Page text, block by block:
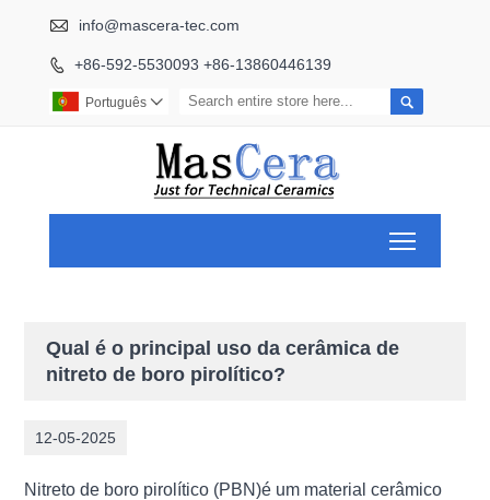
 info@mascera-tec.com
 +86-592-5530093 +86-13860446139

Português 
Qual é o principal uso da cerâmica de
nitreto de boro pirolítico?
12-05-2025
Nitreto de boro pirolítico (PBN)é um material cerâmico